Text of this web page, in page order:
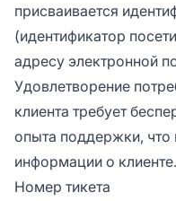
присваивается
(идентификатор
адресу электронной
Удовлетворение
клиента требует
опыта поддержки,
информации о клиенте.
Номер тикета